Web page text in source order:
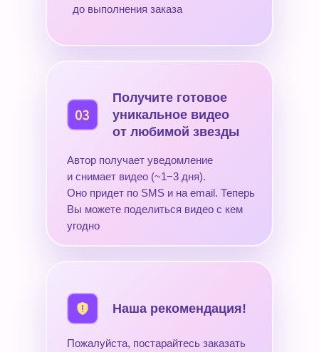
до выполнения заказа
Автор получает уведомление
и снимает видео (~1−3 дня).
Оно придет по SMS и на email. Теперь
Вы можете поделиться видео с кем
угодно
Получите готовое
уникальное видео
от любимой звезды
Пожалуйста, постарайтесь заказать
Наша рекомендация!